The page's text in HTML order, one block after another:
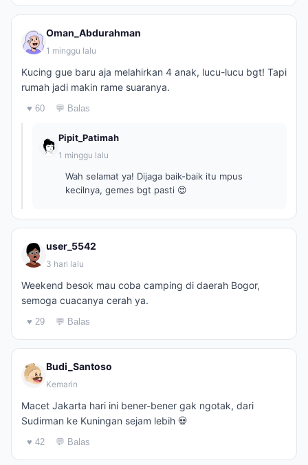
Oman_Abdurahman
1 minggu lalu
Kucing gue baru aja melahirkan 4 anak, lucu-lucu bgt! Tapi
rumah jadi makin rame suaranya.
♥ 60 💬 Balas
Pipit_Patimah
1 minggu lalu
Wah selamat ya! Dijaga baik-baik itu mpus
kecilnya, gemes bgt pasti 😍
user_5542
3 hari lalu
Weekend besok mau coba camping di daerah Bogor,
semoga cuacanya cerah ya.
♥ 29 💬 Balas
Budi_Santoso
Kemarin
Macet Jakarta hari ini bener-bener gak ngotak, dari
Sudirman ke Kuningan sejam lebih 💀
♥ 42 💬 Balas